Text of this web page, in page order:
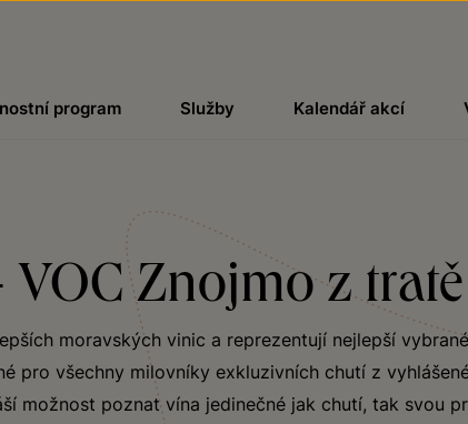
program Služby Kalendář akcí
Znojmo z
moravských vinic a reprezentují nejlepší
pro všechny milovníky exkluzivních chutí z
možnost poznat vína jedinečné jak chutí, tak svou